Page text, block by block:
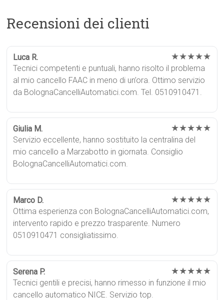
Recensioni dei clienti
Luca R. ★★★★★
Tecnici competenti e puntuali, hanno risolto il problema
al mio cancello FAAC in meno di un’ora. Ottimo servizio
da BolognaCancelliAutomatici.com. Tel. 0510910471.
Giulia M. ★★★★★
Servizio eccellente, hanno sostituito la centralina del
mio cancello a Marzabotto in giornata. Consiglio
BolognaCancelliAutomatici.com.
Marco D. ★★★★★
Ottima esperienza con BolognaCancelliAutomatici.com,
intervento rapido e prezzo trasparente. Numero
0510910471 consigliatissimo.
Serena P. ★★★★★
Tecnici gentili e precisi, hanno rimesso in funzione il mio
cancello automatico NICE. Servizio top.